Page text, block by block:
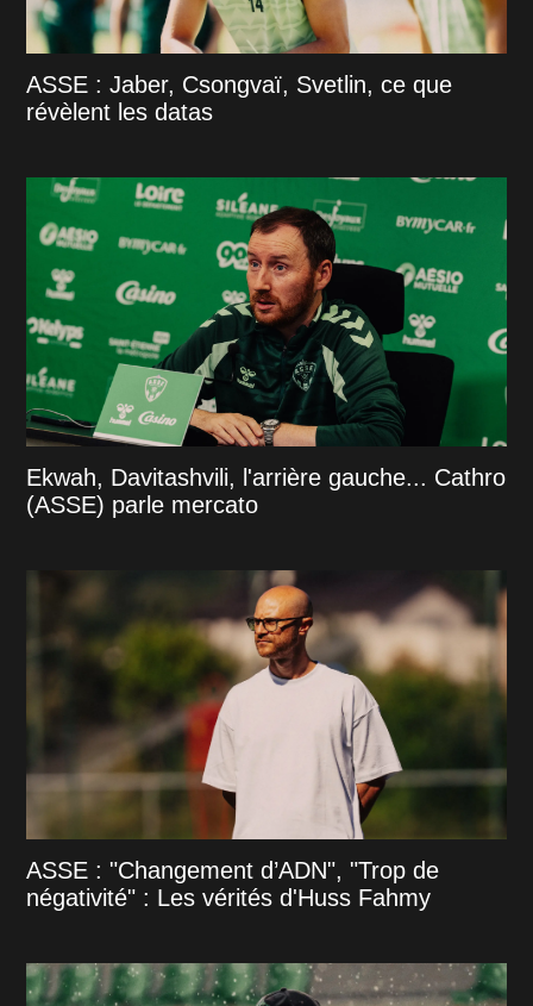
ASSE : Jaber, Csongvaï, Svetlin, ce que
révèlent les datas
Ekwah, Davitashvili, l'arrière gauche... Cathro
(ASSE) parle mercato
ASSE : "Changement d’ADN", "Trop de
négativité" : Les vérités d'Huss Fahmy